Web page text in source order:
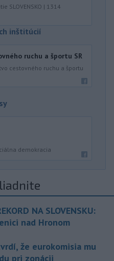
SLOVENSKO | 1314
inštitúcií
ruchu a športu SR
cestovného ruchu a športu
demokracia
NA SLOVENSKU:
nad Hronom
že eurokomisia mu
pri zonácii